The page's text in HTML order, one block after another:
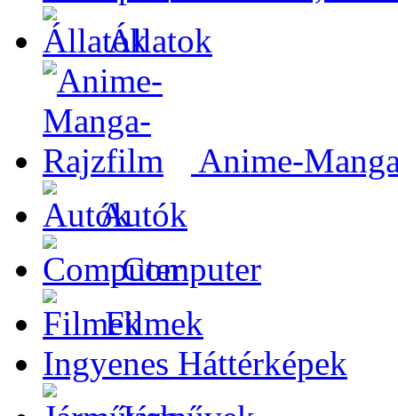
Állatok
Anime-
Autók
Computer
Filmek
Ingyenes Háttérképek